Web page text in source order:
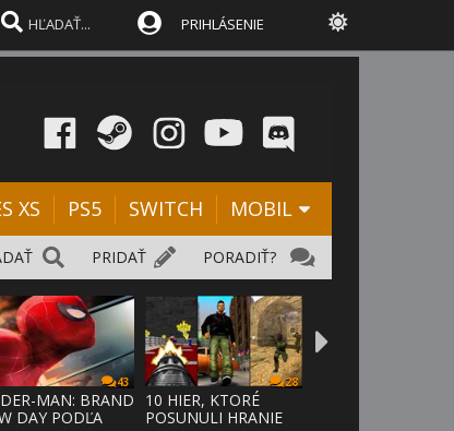
PRIHLÁSENIE
XS PS5 SWITCH MOBIL
PORADIŤ?
PRIDAŤ
43
MAN: BRAND
DAY PODĽA
28
10 HIER, KTORÉ
POSUNULI HRANIE